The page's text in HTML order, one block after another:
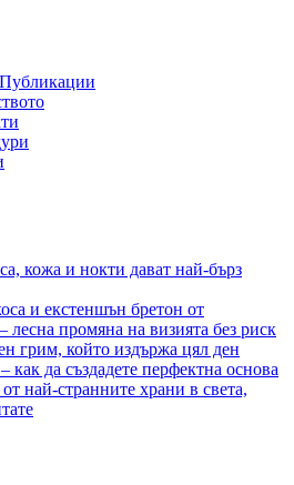
кожа и нокти дават най-бърз
и екстеншън бретон от
лесна промяна на визията без риск
грим, който издържа цял ден
как да създадете перфектна основа
най-странните храни в света,